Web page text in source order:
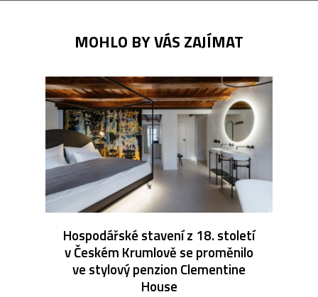
MOHLO BY VÁS ZAJÍMAT
Hospodářské stavení z 18. století
v Českém Krumlově se proměnilo
ve stylový penzion Clementine
House